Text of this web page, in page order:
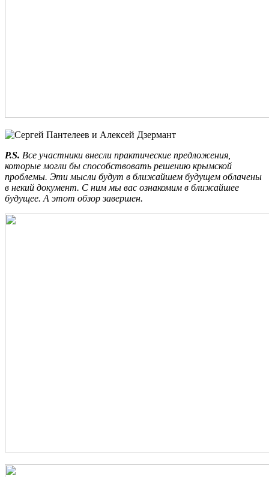
P.S. Все участники внесли практические предложения,
которые могли бы способствовать решению крымской
проблемы. Эти мысли будут в ближайшем будущем облачены
в некий документ. С ним мы вас ознакомим в ближайшее
будущее. А этот обзор завершен.